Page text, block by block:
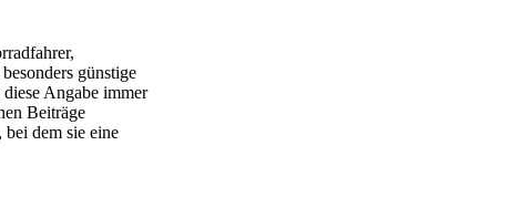
günstige
Angabe immer
Beiträge
dem sie eine